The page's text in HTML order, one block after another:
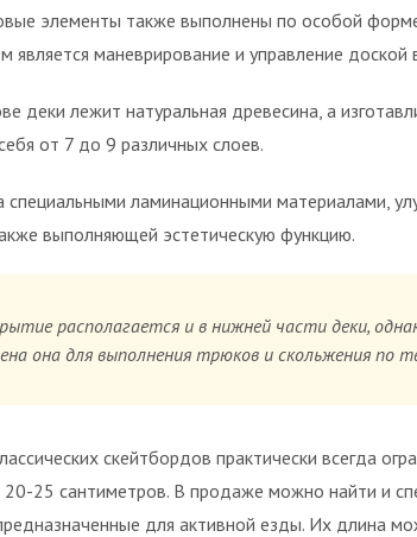
элементы также выполнены по особой
является маневрирование и управление доской
деки лежит натуральная древесина, а
от 7 до 9 различных слоев.
специальными ламинационными материалами,
выполняющей эстетическую функцию.
располагается и в нижней части деки,
она для выполнения трюков и скольжения по
скейтбордов практически всегда
25 сантиметров. В продаже можно найти и
для активной езды. Их длина